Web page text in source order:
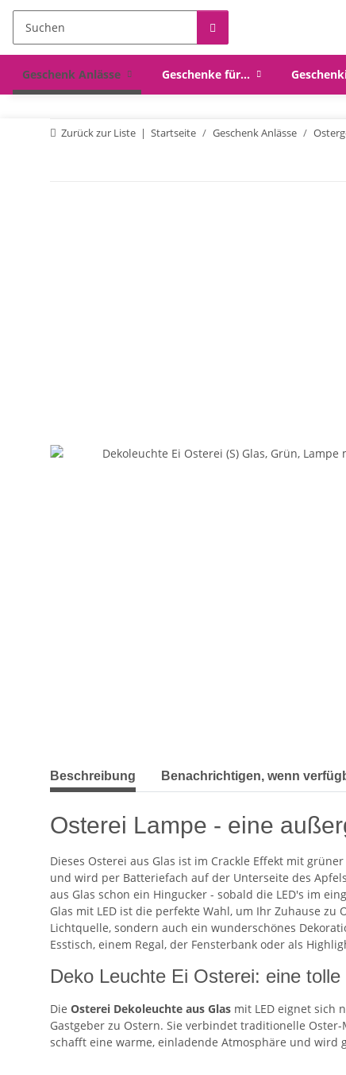
Geschenk Anlässe Geschenke für...
Zurück zur Liste Startseite Geschenk Anlässe
weitere Registerkarten anzeigen
Beschreibung Benachrichtigen, wenn
Osterei Lampe - eine
Dieses Osterei aus Glas ist im Crackle Effekt mit
und wird per Batteriefach auf der Unterseite des
aus Glas schon ein Hingucker - sobald die LED's im
Glas mit LED ist die perfekte Wahl, um Ihr Zuhause
Lichtquelle, sondern auch ein wunderschönes
Esstisch, einem Regal, der Fensterbank oder als
Deko Leuchte Ei Osterei: eine
Die Osterei Dekoleuchte aus Glas mit LED eignet sich
Gastgeber zu Ostern. Sie verbindet traditionelle
schafft eine warme, einladende Atmosphäre und